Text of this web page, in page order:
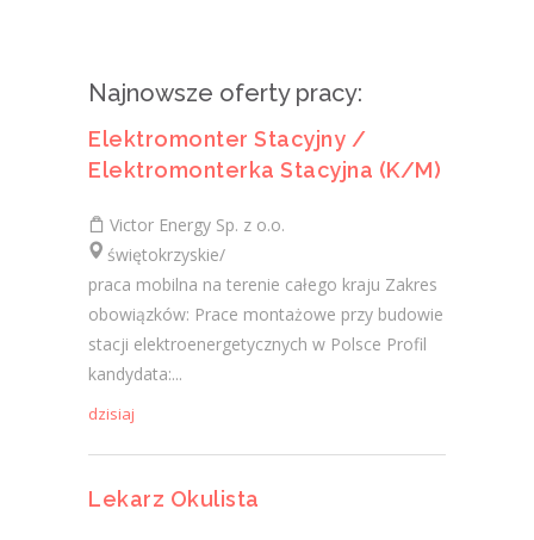
Najnowsze oferty pracy:
Elektromonter Stacyjny /
Elektromonterka Stacyjna (K/M)
Victor Energy Sp. z o.o.
świętokrzyskie/
praca mobilna na terenie całego kraju Zakres
obowiązków: Prace montażowe przy budowie
stacji elektroenergetycznych w Polsce Profil
kandydata:...
dzisiaj
Lekarz Okulista